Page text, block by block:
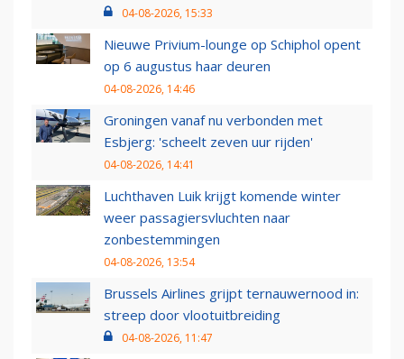
04-08-2026, 15:33
Nieuwe Privium-lounge op Schiphol opent
op 6 augustus haar deuren
04-08-2026, 14:46
Groningen vanaf nu verbonden met
Esbjerg: 'scheelt zeven uur rijden'
04-08-2026, 14:41
Luchthaven Luik krijgt komende winter
weer passagiersvluchten naar
zonbestemmingen
04-08-2026, 13:54
Brussels Airlines grijpt ternauwernood in:
streep door vlootuitbreiding
04-08-2026, 11:47